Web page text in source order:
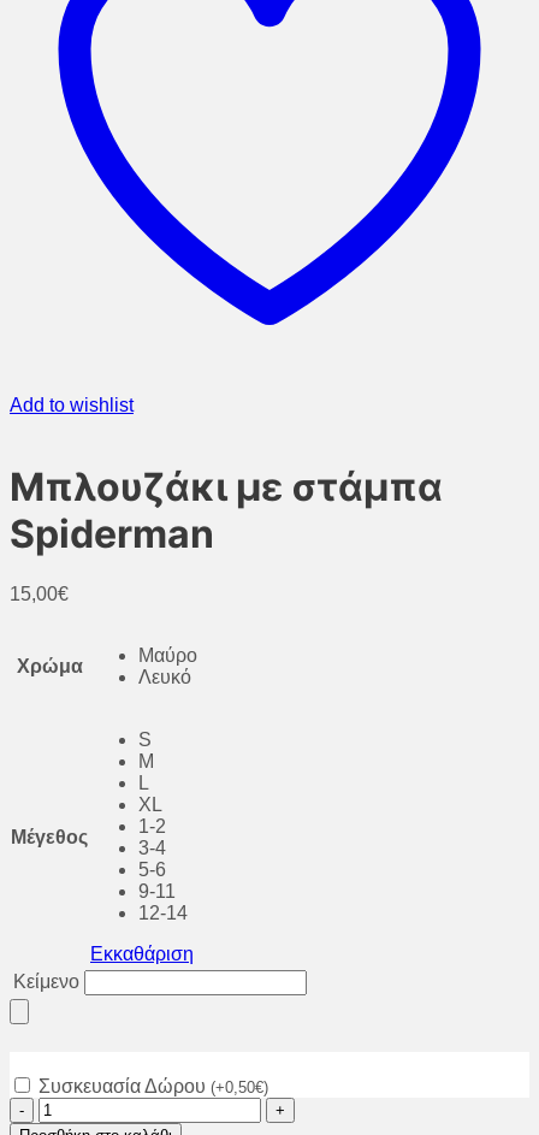
Add to wishlist
Μπλουζάκι με στάμπα
Spiderman
15,00€
Χρώμα
Μαύρο
Λευκό
Μέγεθος
S
M
L
XL
1-2
3-4
5-6
9-11
12-14
Εκκαθάριση
Κείμενο
Συσκευασία Δώρου (+0,50€)
Μπλουζάκι
με